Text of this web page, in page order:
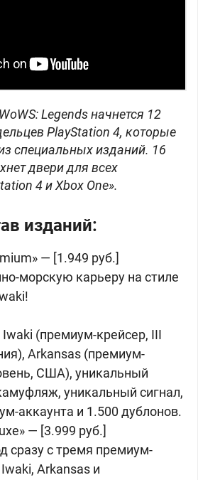
Legends начнется 12
PlayStation 4, которые
специальных изданий. 16
двери для всех
4 и Xbox One».
изданий:
— [1.949 руб.]
морскую карьеру на стиле
(премиум-крейсер, III
Arkansas (премиум-
США), уникальный
уникальный сигнал,
аккаунта и 1.500 дублонов.
— [3.999 руб.]
сразу с тремя премиум-
Arkansas и